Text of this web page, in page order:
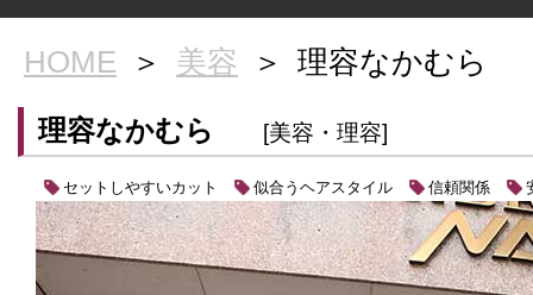
HOME ＞ 美容 ＞ 理容なかむら
理容なかむら [美容・理容]
セットしやすいカット 似合うヘアスタイル 信頼関係